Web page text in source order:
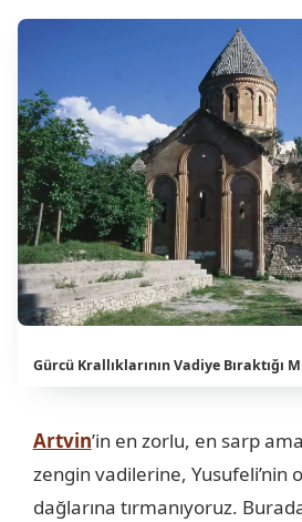
Gürcü Krallıklarının Vadiye Bıraktığı
Artvin’in en zorlu, en sarp
zengin vadilerine, Yusufeli’nin
dağlarına tırmanıyoruz.